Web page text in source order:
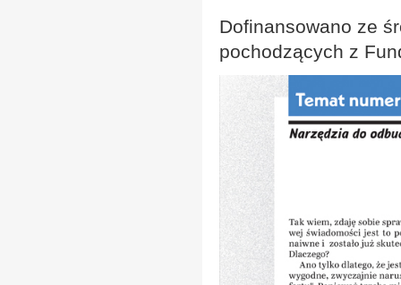
Dofinansowano ze
pochodzących z